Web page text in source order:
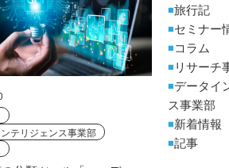
テリジェンス事業部
旅行記
セミナー
コラム
リサーチ
データイ
ス事業部
新着情報
記事